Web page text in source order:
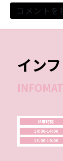
イン
診療時間
10:00-14:00
15:00-19:00